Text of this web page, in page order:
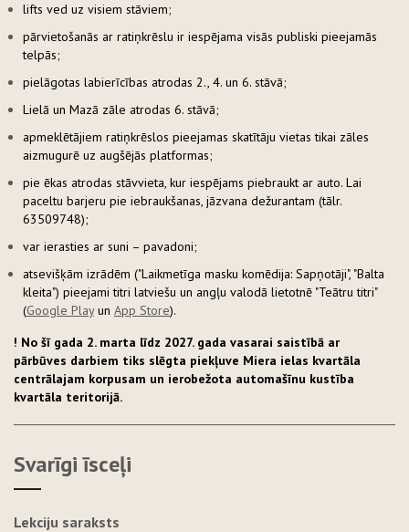
lifts ved uz visiem stāviem;
pārvietošanās ar ratiņkrēslu ir iespējama visās publiski pieejamās
telpās;
pielāgotas labierīcības atrodas 2., 4. un 6. stāvā;
Lielā un Mazā zāle atrodas 6. stāvā;
apmeklētājiem ratiņkrēslos pieejamas skatītāju vietas tikai zāles
aizmugurē uz augšējās platformas;
pie ēkas atrodas stāvvieta, kur iespējams piebraukt ar auto. Lai
paceltu barjeru pie iebraukšanas, jāzvana dežurantam (tālr.
63509748);
var ierasties ar suni – pavadoni;
atsevišķām izrādēm ("Laikmetīga masku komēdija: Sapņotāji", "Balta
kleita") pieejami titri latviešu un angļu valodā lietotnē "Teātru titri"
(Google Playun App Store).
! No šī gada 2. marta līdz 2027. gada vasarai saistībā ar
pārbūves darbiem tiks slēgta piekļuve Miera ielas kvartāla
centrālajam korpusam un ierobežota automašīnu kustība
kvartāla teritorijā.
Svarīgi īsceļi
Lekciju saraksts